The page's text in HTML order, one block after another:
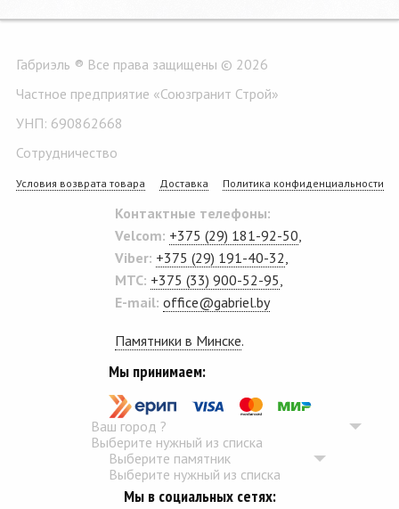
Габриэль ® Все права защищены © 2026
Частное предприятие «Союзгранит Строй»
УНП: 690862668
Сотрудничество
Условия возврата товара Доставка Политика конфиденциальности
Контактные телефоны:
Velcom: +375 (29) 181-92-50
Viber: +375 (29) 191-40-32
MTC: +375 (33) 900-52-95
E-mail: office@gabriel.by
Памятники в Минске.
Мы принимаем:
Ваш город ?
Выберите нужный из списка
Выберите памятник
Выберите нужный из списка
Мы в социальных сетях: